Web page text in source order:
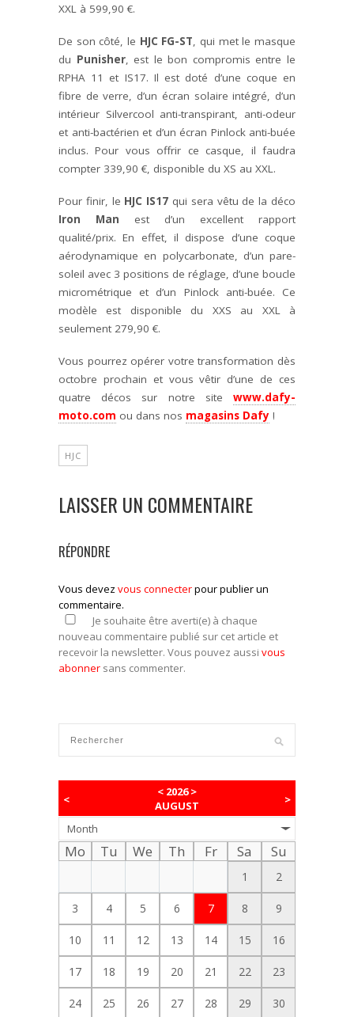
XXL à 599,90 €.
De son côté, le HJC FG-ST, qui met le masque
du Punisher, est le bon compromis entre le
RPHA 11 et IS17. Il est doté d’une coque en
fibre de verre, d’un écran solaire intégré, d’un
intérieur Silvercool anti-transpirant, anti-odeur
et anti-bactérien et d’un écran Pinlock anti-buée
inclus. Pour vous offrir ce casque, il faudra
compter 339,90 €, disponible du XS au XXL.
Pour finir, le HJC IS17 qui sera vêtu de la déco
Iron Man est d’un excellent rapport
qualité/prix. En effet, il dispose d’une coque
aérodynamique en polycarbonate, d’un pare-
soleil avec 3 positions de réglage, d’une boucle
micrométrique et d’un Pinlock anti-buée. Ce
modèle est disponible du XXS au XXL à
seulement 279,90 €.
Vous pourrez opérer votre transformation dès
octobre prochain et vous vêtir d’une de ces
quatre décos sur notre site www.dafy-
moto.com ou dans nos magasins Dafy !
HJC
LAISSER UN COMMENTAIRE
RÉPONDRE
Vous devez vous connecterpour publier un
commentaire.
Je souhaite être averti(e) à chaque
nouveau commentaire publié sur cet article et
recevoir la newsletter. Vous pouvez aussi vous
abonner sans commenter.
<
< 2026>
AUGUST
>
Month
Mo Tu We Th Fr Sa Su
1 2
3 4 5 6 7 8 9
10 11 12 13 14 15 16
17 18 19 20 21 22 23
24 25 26 27 28 29 30